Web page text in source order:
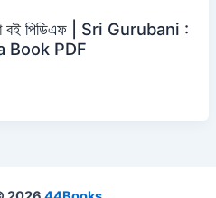
বই পিডিএফ | Sri Gurubani :
Book PDF